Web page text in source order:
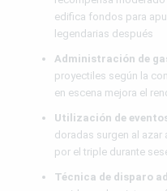
edifica fondos para
legendarias después
Administración de
proyectiles según la
en escena mejora el
Utilización de
doradas surgen al
por el triple durante
Técnica de disparo